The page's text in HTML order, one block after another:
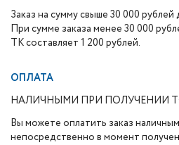
Заказ на сумму свыше 30 000
При сумме заказа менее 30 000
ТК составляет 1 200 рублей.
ОПЛАТА
НАЛИЧНЫМИ ПРИ ПОЛУЧЕНИИ
Вы можете оплатить заказ
непосредственно в момент